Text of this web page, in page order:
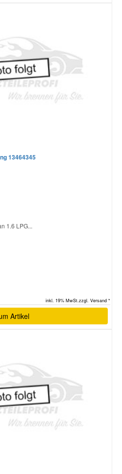
13464345
1.6 LPG...
inkl. 19% MwSt.zzgl. Versand *
Artikel